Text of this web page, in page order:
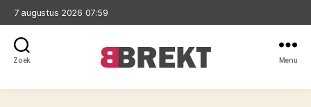
7 augustus 2026 07:59
Zoek Menu